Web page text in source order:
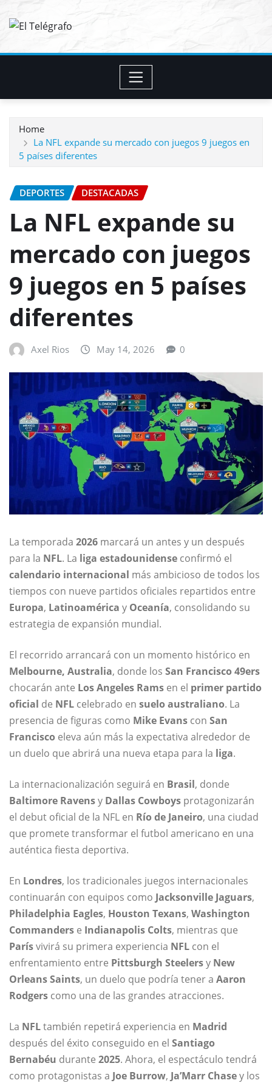
Home
La NFL expande su mercado con juegos 9 juegos en
5 países diferentes
DEPORTES DESTACADAS
La NFL expande su
mercado con juegos
9 juegos en 5 países
diferentes
Axel Rios May 14, 2026 0
La temporada 2026 marcará un antes y un después
para la NFL. La liga estadounidense confirmó el
calendario internacional más ambicioso de todos los
tiempos con nueve partidos oficiales repartidos entre
Europa, Latinoamérica y Oceanía, consolidando su
estrategia de expansión mundial.
El recorrido arrancará con un momento histórico en
Melbourne, Australia, donde los San Francisco 49ers
chocarán ante Los Angeles Rams en el primer partido
oficial de NFL celebrado en suelo australiano. La
presencia de figuras como Mike Evans con San
Francisco eleva aún más la expectativa alrededor de
un duelo que abrirá una nueva etapa para la liga.
La internacionalización seguirá en Brasil, donde
Baltimore Ravensy Dallas Cowboys protagonizarán
el debut oficial de la NFL en Río de Janeiro, una ciudad
que promete transformar el futbol americano en una
auténtica fiesta deportiva.
En Londres, los tradicionales juegos internacionales
continuarán con equipos como Jacksonville Jaguars,
Philadelphia Eagles, Houston Texans, Washington
Commanders e Indianapolis Colts, mientras que
Parísvivirá su primera experiencia NFL con el
enfrentamiento entre Pittsburgh Steelersy New
Orleans Saints, un duelo que podría tener a Aaron
Rodgers como una de las grandes atracciones.
La NFLtambién repetirá experiencia en Madrid
después del éxito conseguido en el Santiago
Bernabéu durante 2025. Ahora, el espectáculo tendrá
como protagonistas a Joe Burrow, Ja’Marr Chasey los